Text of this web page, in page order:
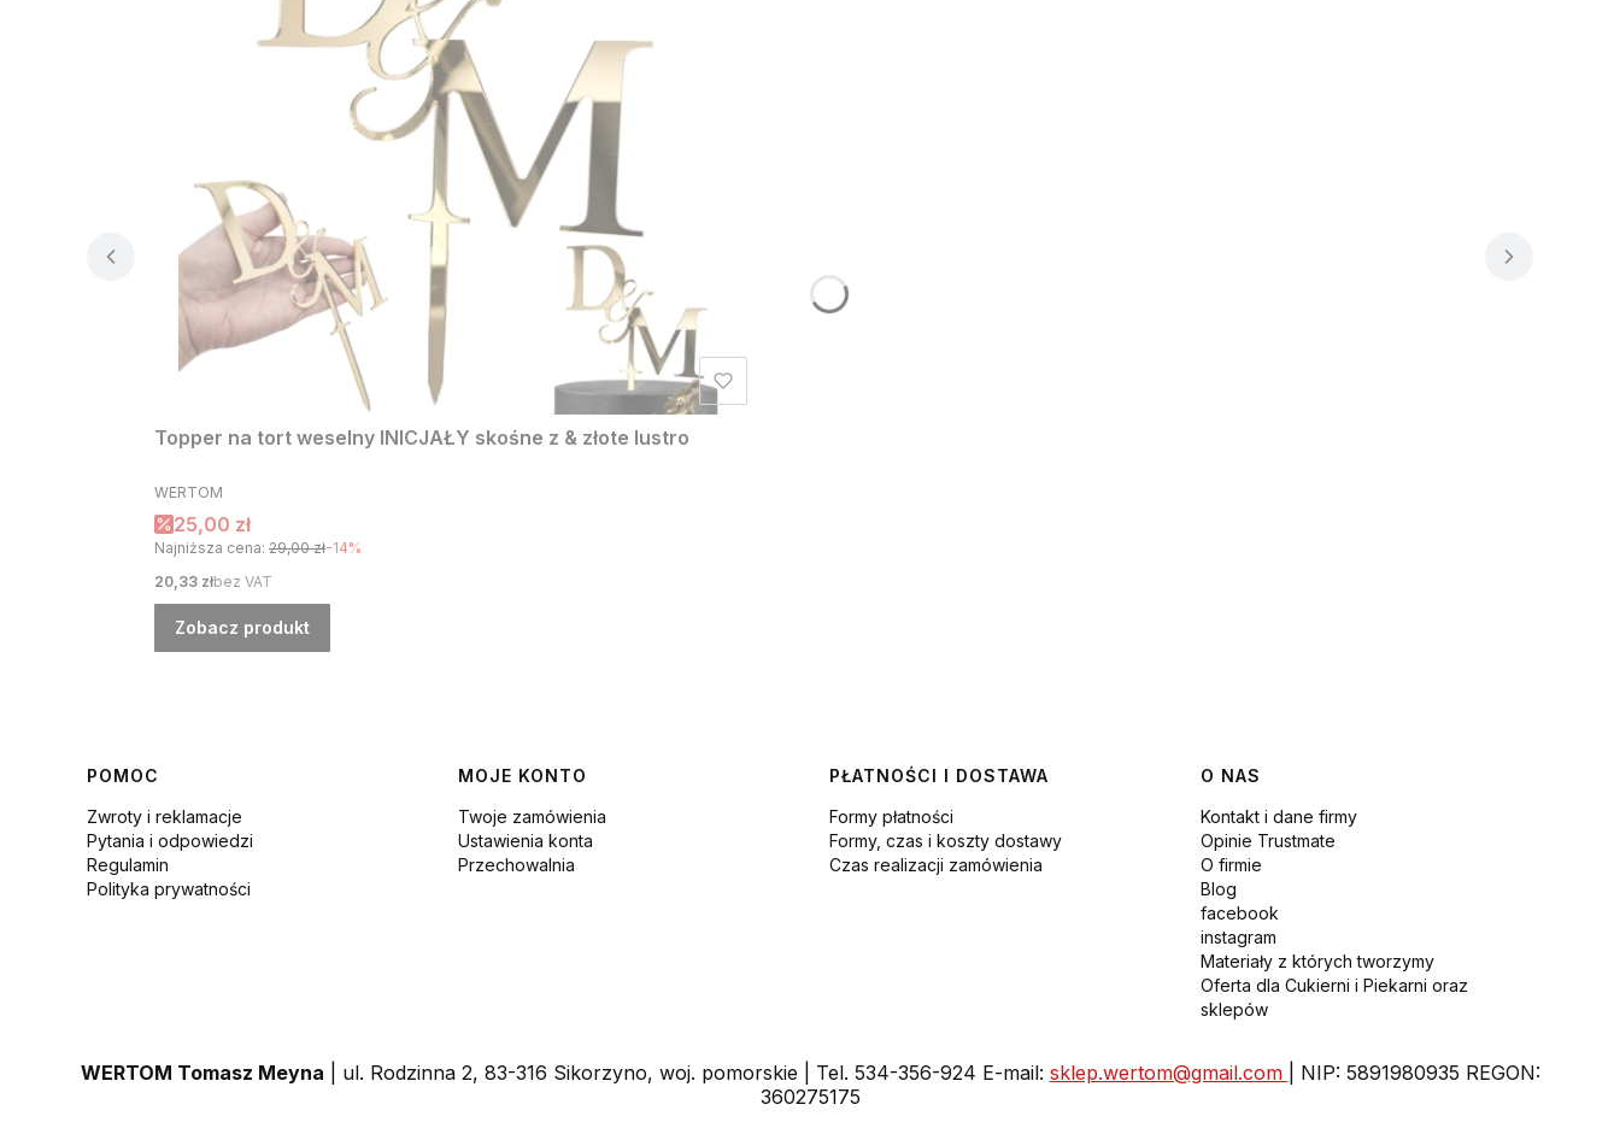
Topper na tort weselny INICJAŁY skośne z & złote lustro
PRODUCENT
WERTOM
Cena promocyjna
25,00 zł
Najniższa cena: 29,00 zł-14%
Cena
20,33 złbez VAT
Zobacz produkt
Linki w stopce
POMOC
Zwroty i reklamacje
Pytania i odpowiedzi
Regulamin
Polityka prywatności
MOJE KONTO
Twoje zamówienia
Ustawienia konta
Przechowalnia
PŁATNOŚCI I DOSTAWA
Formy płatności
Formy, czas i koszty dostawy
Czas realizacji zamówienia
O NAS
Kontakt i dane firmy
Opinie Trustmate
O firmie
Blog
facebook
instagram
Materiały z których tworzymy
Oferta dla Cukierni i Piekarni oraz
sklepów
WERTOM Tomasz Meyna | ul. Rodzinna 2, 83-316 Sikorzyno, woj. pomorskie | Tel. 534-356-924 E-mail: sklep.wertom@gmail.com
| NIP: 5891980935 REGON:
360275175